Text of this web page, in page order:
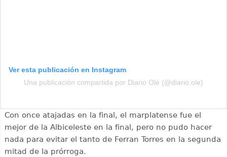
Ver esta publicación en Instagram
Una publicación compartida por Diario Olé (@diario.ole)
Con once atajadas en la final, el marplatense fue el
mejor de la Albiceleste en la final, pero no pudo hacer
nada para evitar el tanto de Ferran Torres en la segunda
mitad de la prórroga.